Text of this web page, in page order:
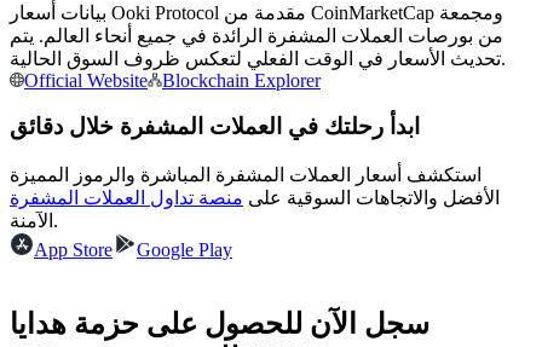
نسخ التداول
انضم إلى أفضل المتداولين
بيانات أسعار Ooki Protocol مقدمة من CoinMarketCap ومجمعة
من بورصات العملات المشفرة الرائدة في جميع أنحاء العالم. يتم
تحديث الأسعار في الوقت الفعلي لتعكس ظروف السوق الحالية.
Official Website
Blockchain Explorer
ابدأ رحلتك في العملات المشفرة خلال دقائق
استكشف أسعار العملات المشفرة المباشرة والرموز المميزة
الأفضل والاتجاهات السوقية على منصة تداول العملات المشفرة
الآمنة.
App Store
Google Play
سجل الآن للحصول على حزمة هدايا